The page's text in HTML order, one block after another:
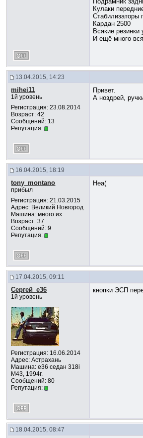
Кулаки
Стабилизаторы
Кардан 2500
Всякие резинки
И ещё много
13.04.2015, 14:23
mihei11
1й уровень
Регистрация: 23.08.2014
Возраст: 42
Сообщений: 13
Репутация:
Привет.
А ноздрей,
16.04.2015, 18:19
tony_montano
прибыл
Регистрация: 21.03.2015
Адрес: Великий Новгород
Машина: много их
Возраст: 37
Сообщений: 9
Репутация:
Неа(
17.04.2015, 09:11
Сергей_е36
1й уровень
Регистрация: 16.06.2014
Адрес: Астрахань
Машина: e36 седан 318i
M43, 1994г.
Сообщений: 80
Репутация:
кнопки ЭСП
18.04.2015, 08:47